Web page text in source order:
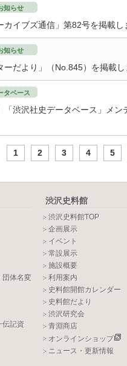
知らせ
カイブズ通信」第82号を掲載し
知らせ
ーだより」（No.845）を掲載し
タベース
「渋沢社史データベース」メ
1 2 3 4 5
団体名変
伝記資
渋沢史料館
渋沢史料館TOP
企画展示
イベント
常設展示
施設概要
利用案内
史料館開館カレンダー
史料館だより
渋沢研究会
青淵商店
オンラインショップ
ニュース・更新情報